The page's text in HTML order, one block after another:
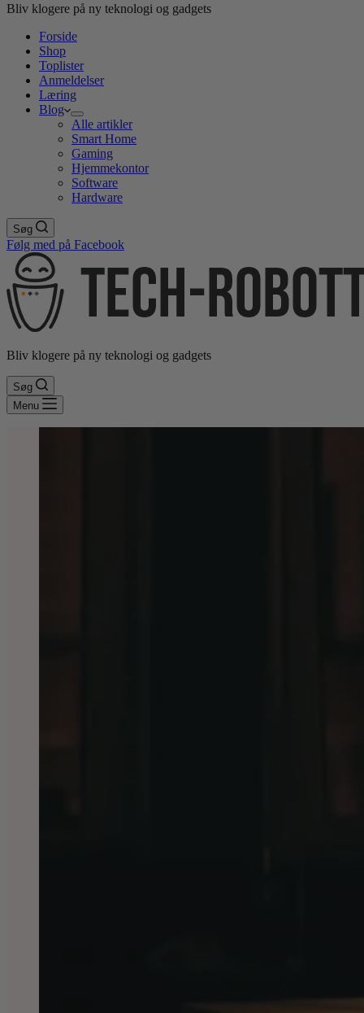
Bliv klogere på ny teknologi og gadgets
Forside
Shop
Toplister
Anmeldelser
Læring
Blog
Alle artikler
Smart Home
Gaming
Hjemmekontor
Software
Hardware
Søg
Følg med på Facebook
Bliv klogere på ny teknologi og gadgets
Søg
Menu